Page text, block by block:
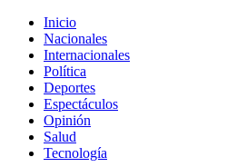
Inicio
Nacionales
Internacionales
Política
Deportes
Espectáculos
Opinión
Salud
Tecnología